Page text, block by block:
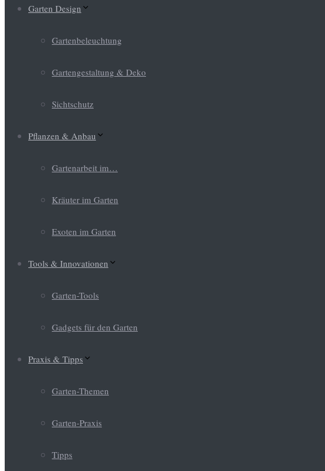
Garten Design
Gartenbeleuchtung
Gartengestaltung & Deko
Sichtschutz
Pflanzen & Anbau
Gartenarbeit im…
Kräuter im Garten
Exoten im Garten
Tools & Innovationen
Garten-Tools
Gadgets für den Garten
Praxis & Tipps
Garten-Themen
Garten-Praxis
Tipps